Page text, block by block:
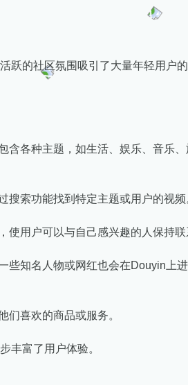
跃的社区氛围吸引了大量年轻用户
含各种主题，如生活、娱乐、音乐
索功能找到特定主题或用户的视频
用户可以与自己感兴趣的人保持联
些知名人物或网红也会在Douyin上
喜欢的商品或服务。
丰富了用户体验。